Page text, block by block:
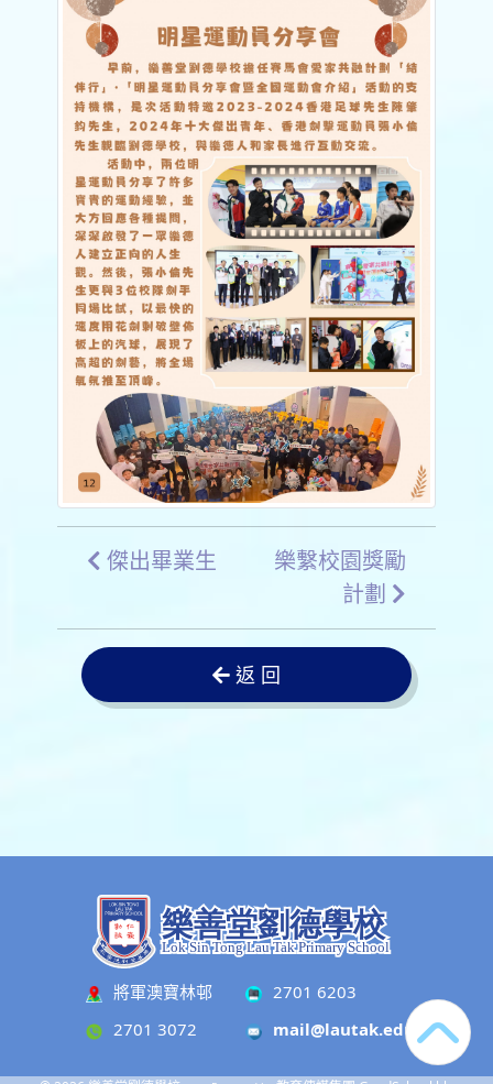
傑出畢業生
樂繫校園獎勵
計劃
返 回
將軍澳寶林邨
2701 3072
2701 6203
mail@lautak.edu.hk